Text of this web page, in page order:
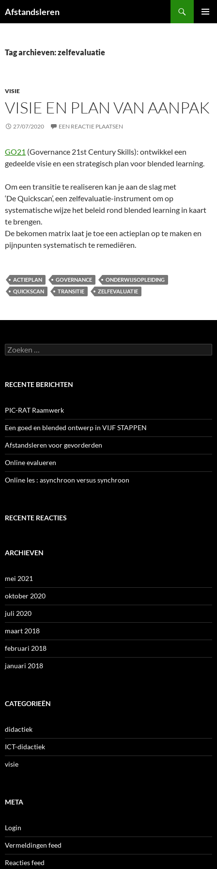
naar
Afstandsleren
Tag archieven: zelfevaluatie
VISIE
VISIE EN PLAN VAN AANPAK
27/07/2020 EEN REACTIE PLAATSEN
GO21 (Governance 21st Century Skills): ontwikkel een
gedeelde visie en een strategisch plan voor blended learning.
Om een transitie te realiseren kan je aan de slag met
‘De Quickscan’, een zelfevaluatie-instrument om op
systematische wijze het beleid rond blended learning in kaart
te brengen.
De bekomen matrix laat je toe een actieplan op te maken en
pijnpunten systematisch te remediëren.
ACTIEPLAN GOVERNANCE
ONDERWIJSOPLEIDING
QUICKSCAN
TRANSITIE ZELFEVALUATIE
Zoeken
naar:
RECENTE BERICHTEN
PIC-RAT Raamwerk
Een goed en blended ontwerp in VIJF STAPPEN
Afstandsleren voor gevorderden
Online evalueren
Online les : asynchroon versus synchroon
RECENTE REACTIES
ARCHIEVEN
mei 2021
oktober 2020
juli 2020
maart 2018
februari 2018
januari 2018
CATEGORIEËN
didactiek
ICT-didactiek
visie
META
Login
Vermeldingen feed
Reacties feed